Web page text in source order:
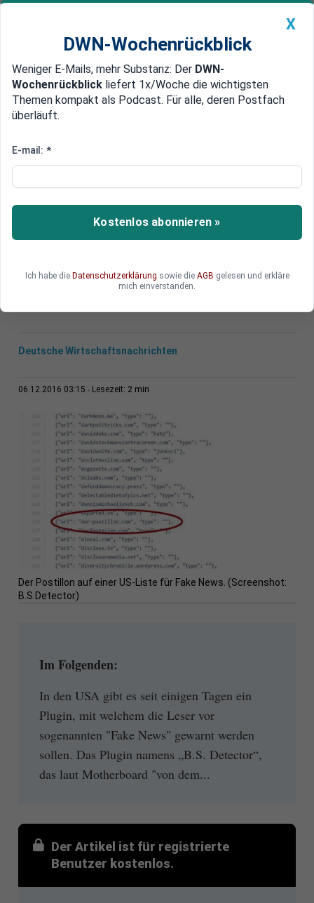
Newsticker MEIN DWN: Geldanlage Premium
Edelmetalle DWN-Magazin China
Putin, Iran, Postillon
Fake News Plugin warnt vor
deutscher Satire-Website
„Postillon“
Die deutsche Satire-Website „Der Postillon“ ist
Leser vor Russen, Iranern, Rassisten und
Alternativmedien gewarnt werden.
Deutsche Wirtschaftsnachrichten
06.12.2016 03:15 Lesezeit: 2 min
Der Postillon auf einer US-Liste für Fake News. (Screenshot:
B.S.Detector)
Im Folgenden:
In den USA gibt es seit einigen Tagen ein
Plugin, mit welchem die Leser vor
sogenannten "Fake News" gewarnt werden
sollen. Das Plugin namens „B.S. Detector“,
das laut Motherboard "von dem...
Der Artikel ist für registrierte
Benutzer kostenlos.
X
DWN-Wochenrückblick
Weniger E-Mails, mehr Substanz: Der DWN-
Wochenrückblick liefert 1x/Woche die wichtigsten
Themen kompakt als Podcast. Für alle, deren Postfach
überläuft.
E-mail: *
Kostenlos abonnieren »
Ich habe die Datenschutzerklärung sowie die AGB gelesen und erkläre
mich einverstanden.